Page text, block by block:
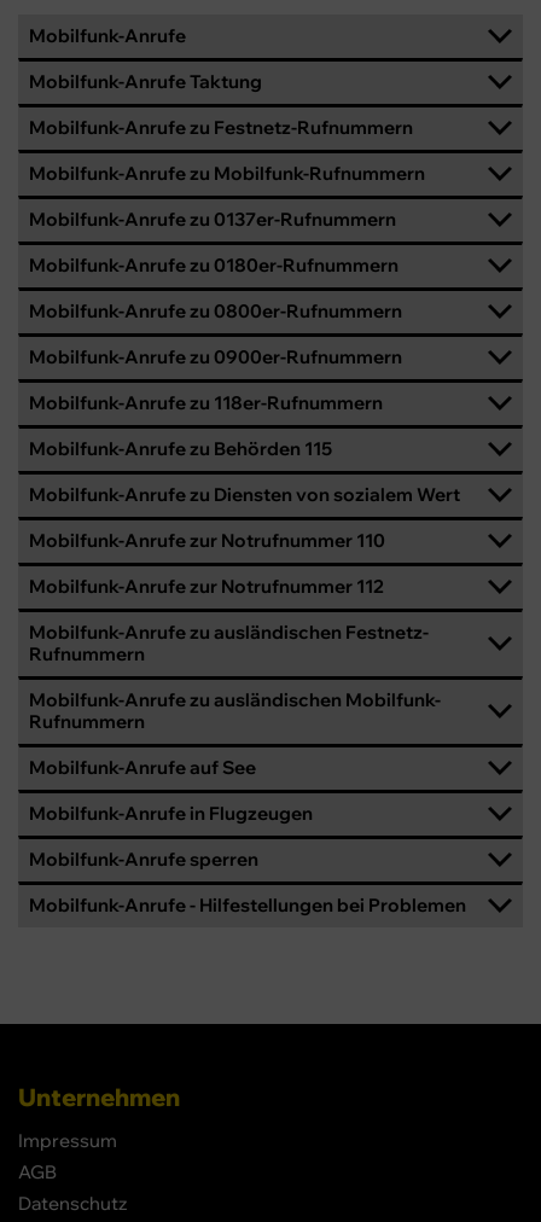
Mobilfunk-Anrufe
Mobilfunk-Anrufe Taktung
Mobilfunk-Anrufe zu Festnetz-Rufnummern
Mobilfunk-Anrufe zu Mobilfunk-Rufnummern
Mobilfunk-Anrufe zu 0137er-Rufnummern
Mobilfunk-Anrufe zu 0180er-Rufnummern
Mobilfunk-Anrufe zu 0800er-Rufnummern
Mobilfunk-Anrufe zu 0900er-Rufnummern
Mobilfunk-Anrufe zu 118er-Rufnummern
Mobilfunk-Anrufe zu Behörden 115
Mobilfunk-Anrufe zu Diensten von sozialem Wert
Mobilfunk-Anrufe zur Notrufnummer 110
Mobilfunk-Anrufe zur Notrufnummer 112
Mobilfunk-Anrufe zu ausländischen Festnetz-
Rufnummern
Mobilfunk-Anrufe zu ausländischen Mobilfunk-
Rufnummern
Mobilfunk-Anrufe auf See
Mobilfunk-Anrufe in Flugzeugen
Mobilfunk-Anrufe sperren
Mobilfunk-Anrufe - Hilfestellungen bei Problemen
Unternehmen
Impressum
AGB
Datenschutz